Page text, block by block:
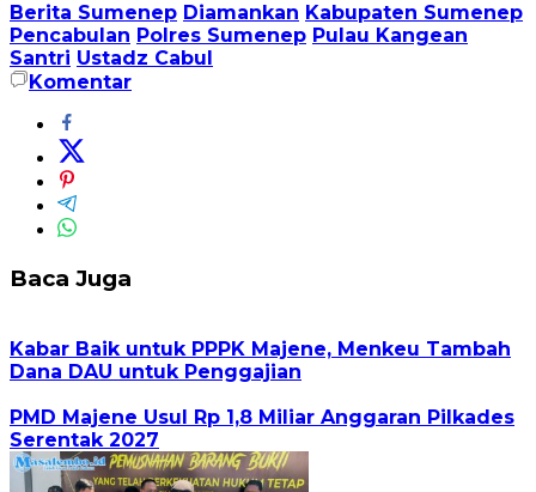
Berita Sumenep Diamankan Kabupaten Sumenep
Pencabulan Polres Sumenep Pulau Kangean
Santri Ustadz Cabul
Komentar
Baca Juga
Kabar Baik untuk PPPK Majene, Menkeu Tambah
Dana DAU untuk Penggajian
PMD Majene Usul Rp 1,8 Miliar Anggaran Pilkades
Serentak 2027